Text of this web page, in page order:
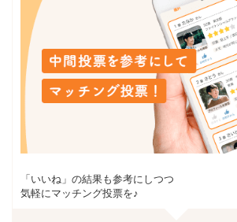
「いいね」の結果も参考にしつつ
気軽にマッチング投票を♪